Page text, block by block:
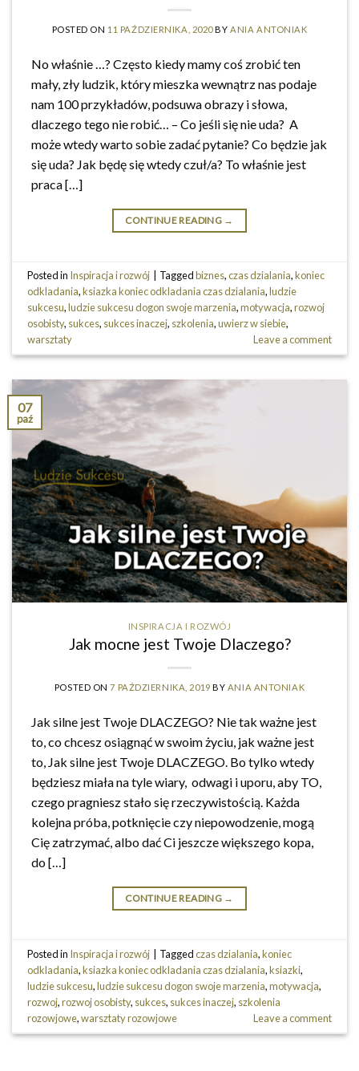
POSTED ON 11 PAŹDZIERNIKA, 2020BYANIA ANTONIAK
No właśnie …? Często kiedy mamy coś zrobić ten
mały, zły ludzik, który mieszka wewnątrz nas podaje
nam 100 przykładów, podsuwa obrazy i słowa,
dlaczego tego nie robić… – Co jeśli się nie uda? A
może wtedy warto sobie zadać pytanie? Co będzie jak
się uda? Jak będę się wtedy czuł/a? To właśnie jest
praca […]
CONTINUE READING →
Posted in Inspiracja i rozwój Taggedbiznes,czas dzialania,koniec
odkladania,ksiazka koniec odkladania czas dzialania,ludzie
sukcesu,ludzie sukcesu dogon swoje marzenia,motywacja,rozwoj
osobisty, sukces, sukces inaczej, szkolenia,uwierz w siebie,
warsztaty
Leave a comment
07
paź
INSPIRACJA I ROZWÓJ
Jak mocne jest Twoje Dlaczego?
POSTED ON7 PAŹDZIERNIKA, 2019 BY ANIA ANTONIAK
Jak silne jest Twoje DLACZEGO? Nie tak ważne jest
to, co chcesz osiągnąć w swoim życiu, jak ważne jest
to, Jak silne jest Twoje DLACZEGO. Bo tylko wtedy
będziesz miała na tyle wiary, odwagi i uporu, aby TO,
czego pragniesz stało się rzeczywistością. Każda
kolejna próba, potknięcie czy niepowodzenie, mogą
Cię zatrzymać, albo dać Ci jeszcze większego kopa,
do […]
CONTINUE READING →
Posted in Inspiracja i rozwój Taggedczas dzialania,koniec
odkladania,ksiazka koniec odkladania czas dzialania,ksiazki,
ludzie sukcesu,ludzie sukcesu dogon swoje marzenia,motywacja,
rozwoj,rozwoj osobisty, sukces, sukces inaczej, szkolenia
rozowjowe,warsztaty rozowjowe Leave a comment